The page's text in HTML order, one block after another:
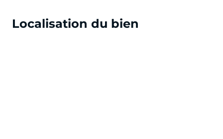
Localisation du bien